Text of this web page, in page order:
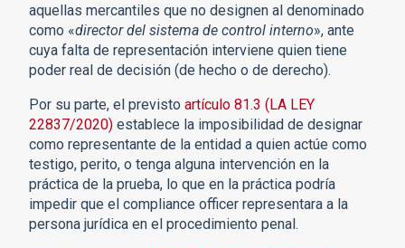
aquellas mercantiles que no designen al denominado
como «director del sistema de control interno», ante
cuya falta de representación interviene quien tiene
poder real de decisión (de hecho o de derecho).
Por su parte, el previsto artículo 81.3 (LA LEY
22837/2020) establece la imposibilidad de designar
como representante de la entidad a quien actúe como
testigo, perito, o tenga alguna intervención en la
práctica de la prueba, lo que en la práctica podría
impedir que el compliance officer representara a la
persona jurídica en el procedimiento penal.